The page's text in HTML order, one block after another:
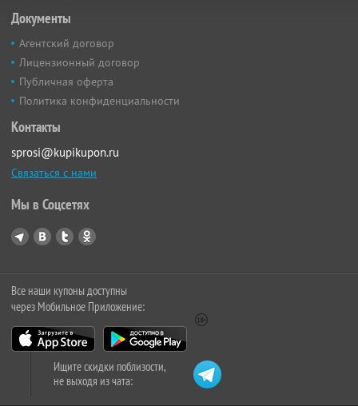
Документы
Агентский договор
Лицензионный договор
Публичная оферта
Политика конфиденциальности
Контакты
sprosi@kupikupon.ru
Связаться с нами
Мы в Соцсетях
Все наши купоны доступны
через Мобильное Приложение:
Ищите скидки поблизости,
не выходя из чата: